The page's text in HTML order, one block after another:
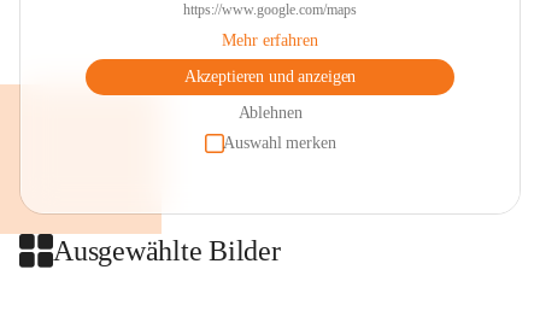
https://www.google.com/maps
Mehr erfahren
Akzeptieren und anzeigen
Ablehnen
Auswahl merken
Ausgewählte Bilder